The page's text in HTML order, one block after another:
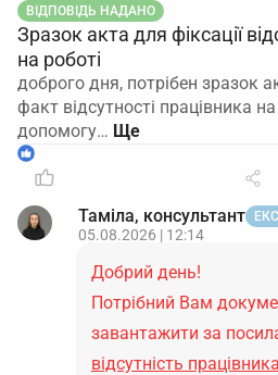
ВІДПОВІДЬ НАДАНО
Зразок акта для фіксації
на роботі
доброго дня, потрібен зразок
факт відсутності працівника
допомогу…
1
Таміла, консультант
05.08.2026 | 12:14
Добрий день!
Потрібний Вам
завантажити за
відсутність